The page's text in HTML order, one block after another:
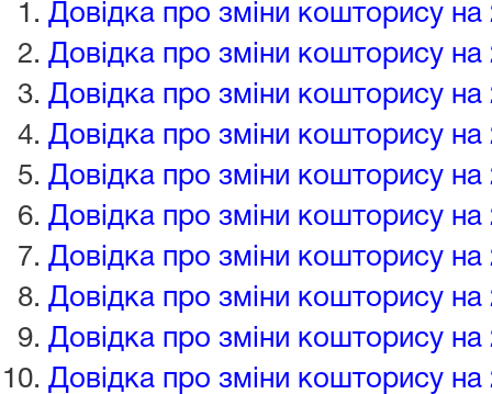
Довідка про зміни кошторису на
Довідка про зміни кошторису на
Довідка про зміни кошторису на
Довідка про зміни кошторису на
Довідка про зміни кошторису на
Довідка про зміни кошторису на
Довідка про зміни кошторису на
Довідка про зміни кошторису на
Довідка про зміни кошторису на
Довідка про зміни кошторису на